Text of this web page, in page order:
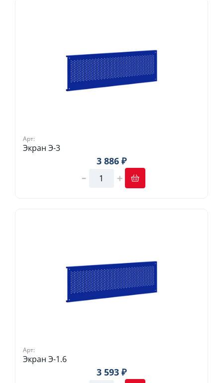
Арт:
Экран Э-3
3 886 ₽
Арт:
Экран Э-1.6
3 593 ₽